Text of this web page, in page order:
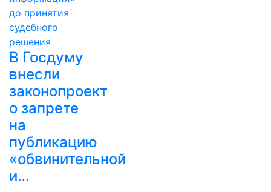
В Госдуму
внесли
законопроект
о запрете
на
публикацию
«обвинительной
и…